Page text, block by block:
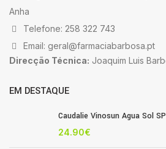
Anha
Telefone: 258 322 743
Email: geral@farmaciabarbosa.pt
Direcção Técnica: Joaquim Luis
EM DESTAQUE
Caudalie Vinosun Agua Sol
24.90€